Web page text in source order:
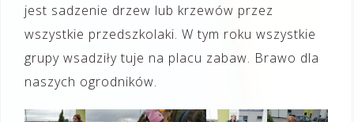
jest sadzenie drzew lub krzewów przez
wszystkie przedszkolaki. W tym roku wszystkie
grupy wsadziły tuje na placu zabaw. Brawo dla
naszych ogrodników.